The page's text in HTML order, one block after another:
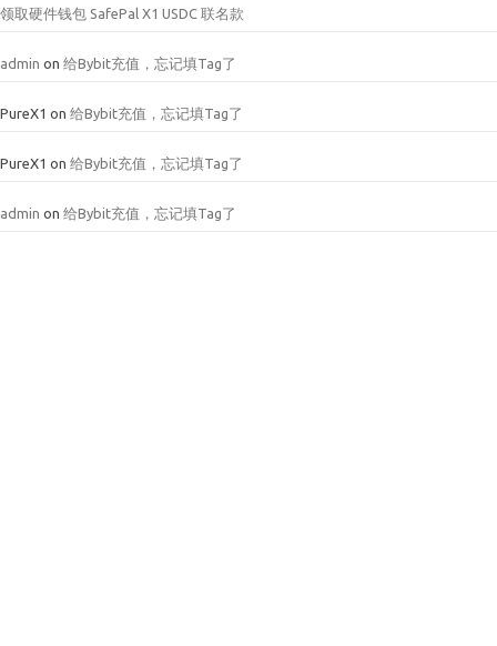
领取硬件钱包 SafePal X1 USDC 联名款
admin on 给Bybit充值，忘记填Tag了
PureX1 on 给Bybit充值，忘记填Tag了
PureX1 on 给Bybit充值，忘记填Tag了
admin on 给Bybit充值，忘记填Tag了